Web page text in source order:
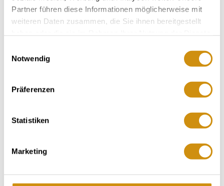
Partner führen diese Informationen möglicherweise mit
weiteren Daten zusammen, die Sie ihnen bereitgestellt
Notwendig
Präferenzen
Statistiken
Marketing
Openingstijden
Meer info & Downloads